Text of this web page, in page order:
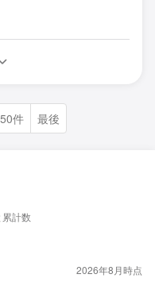
件 最後
計数
2026年8月時点